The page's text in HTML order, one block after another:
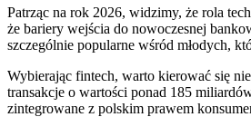
Patrząc na rok 2026, widzimy, że rola
że bariery wejścia do nowoczesnej
szczególnie popularne wśród młodych,
Wybierając fintech, warto kierować się
transakcje o wartości ponad 185
zintegrowane z polskim prawem